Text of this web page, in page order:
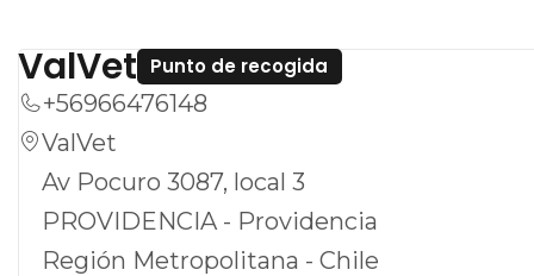
ValVet Punto de recogida
+56966476148
ValVet
Av Pocuro 3087, local 3
PROVIDENCIA - Providencia
Región Metropolitana - Chile